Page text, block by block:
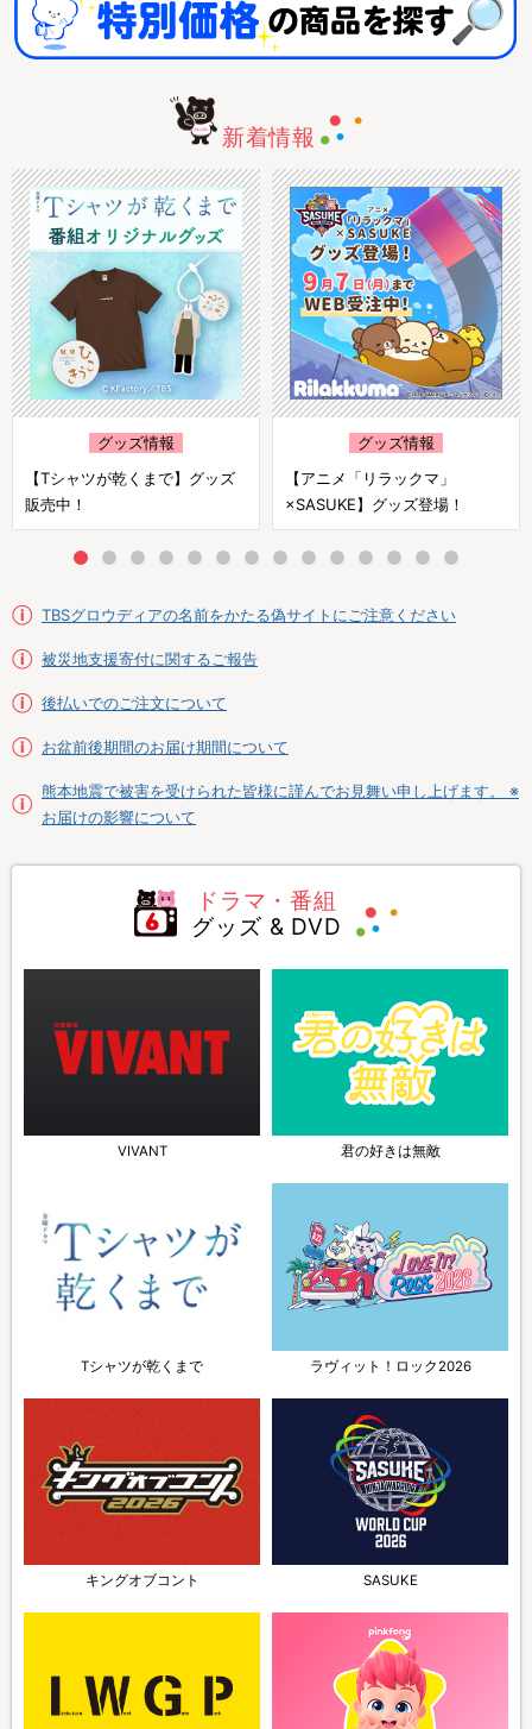
新着情報
グッズ情報
【Tシャツが乾くまで】グッズ
販売中！
グッズ情報
【アニメ「リラックマ」
×SASUKE】グッズ登場！
TBSグロウディアの名前をかたる偽サイトにご注意ください
被災地支援寄付に関するご報告
後払いでのご注文について
お盆前後期間のお届け期間について
熊本地震で被害を受けられた皆様に謹んでお見舞い申し上げます。 ※
お届けの影響について
ドラマ・番組
グッズ & DVD
VIVANT 君の好きは無敵
Tシャツが乾くまで ラヴィット！ロック2026
キングオブコント SASUKE